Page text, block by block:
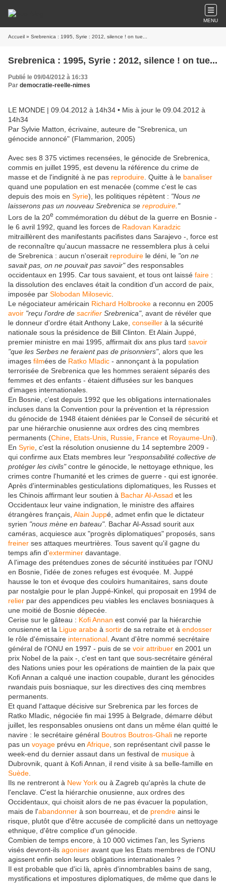
MENU
Accueil » Srebrenica : 1995, Syrie : 2012, silence ! on tue...
Srebrenica : 1995, Syrie : 2012, silence ! on tue...
Publié le 09/04/2012 à 16:33
Par democratie-reelle-nimes
LE MONDE | 09.04.2012 à 14h34 • Mis à jour le 09.04.2012 à
14h34
Par Sylvie Matton, écrivaine, auteure de "Srebrenica, un
génocide annoncé" (Flammarion, 2005)
Avec ses 8 375 victimes recensées, le génocide de Srebrenica,
commis en juillet 1995, est devenu la référence du crime de
masse et de l'indignité à ne pas reproduire . Quitte à le banaliser
quand une population en est menacée (comme c'est le cas
depuis des mois en Syrie), les politiques répètent : "Nous ne
laisserons pas un nouveau Srebrenica se reproduire ."
Lors de la 20e commémoration du début de la guerre en Bosnie -
le 6 avril 1992, quand les forces de Radovan Karadzic
mitraillèrent des manifestants pacifistes dans Sarajevo -, force est
de reconnaître qu'aucun massacre ne ressemblera plus à celui
de Srebrenica : aucun n'oserait reproduire le déni, le "on ne
savait pas, on ne pouvait pas savoir"des responsables
occidentaux en 1995. Car tous savaient, et tous ont laissé faire :
la dissolution des enclaves était la condition d'un accord de paix,
imposée par Slobodan Milosevic
Le négociateur américain Richard Holbrooke a reconnu en 2005
avoir "reçu l'ordre de sacrifier Srebrenica", avant de révéler que
le donneur d'ordre était Anthony Lake, conseiller à la sécurité
nationale sous la présidence de Bill Clinton. Et Alain Juppé,
premier ministre en mai 1995, affirmait dix ans plus tard savoir
"que les Serbes ne feraient pas de prisonniers", alors que les
images filmées de Ratko Mladic - annonçant à la population
terrorisée de Srebrenica que les hommes seraient séparés des
femmes et des enfants - étaient diffusées sur les banques
d'images internationales.
En Bosnie, c'est depuis 1992 que les obligations internationales
incluses dans la Convention pour la prévention et la répression
du génocide de 1948 étaient déniées par le Conseil de sécurité et
par une hiérarchie onusienne aux ordres des cinq membres
permanents (Chine Etats-Unis Russie France et Royaume-Uni).
En Syrie , c'est la résolution onusienne du 14 septembre 2009 -
qui confirme aux Etats membres leur "responsabilité collective de
protéger les civils"contre le génocide, le nettoyage ethnique, les
crimes contre l'humanité et les crimes de guerre - qui est ignorée.
Après d'interminables gesticulations diplomatiques, les Russes et
les Chinois affirmant leur soutien à Bachar Al-Assad et les
Occidentaux leur vaine indignation, le ministre des affaires
étrangères français, Alain Juppé, admet enfin que le dictateur
syrien "nous mène en bateau". Bachar Al-Assad sourit aux
caméras, acquiesce aux "progrès diplomatiques" proposés, sans
freiner ses attaques meurtrières. Tous savent qu'il gagne du
temps afin d'exterminer davantage.
A l'image des prétendues zones de sécurité instituées par l'ONU
en Bosnie, l'idée de zones refuges est évoquée. M. Juppé
hausse le ton et évoque des couloirs humanitaires, sans doute
par nostalgie pour le plan Juppé-Kinkel, qui proposait en 1994 de
relier par des appendices peu viables les enclaves bosniaques à
une moitié de Bosnie dépecée.
Cerise sur le gâteau : Kofi Annan est convié par la hiérarchie
onusienne et la Ligue arabe à sortir de sa retraite et à endosser
le rôle d'émissaire international . Avant d'être nommé secrétaire
général de l'ONU en 1997 - puis de se voir attribuer en 2001 un
prix Nobel de la paix -, c'est en tant que sous-secrétaire général
des Nations unies pour les opérations de maintien de la paix que
Kofi Annan a calqué une inaction coupable, durant les génocides
rwandais puis bosniaque, sur les directives des cinq membres
permanents.
Et quand l'attaque décisive sur Srebrenica par les forces de
Ratko Mladic, négociée fin mai 1995 à Belgrade, démarre début
juillet, les responsables onusiens ont dans un même élan quitté le
navire : le secrétaire général Boutros Boutros-Ghali ne reporte
pas un voyage prévu en Afrique , son représentant civil passe le
week-end du dernier assaut dans un festival de musique à
Dubrovnik, quant à Kofi Annan, il rend visite à sa belle-famille en
Suède
Ils ne rentreront à New York ou à Zagreb qu'après la chute de
l'enclave. C'est la hiérarchie onusienne, aux ordres des
Occidentaux, qui choisit alors de ne pas évacuer la population,
mais de l'abandonner à son bourreau, et de prendre ainsi le
risque, plutôt que d'être accusée de complicité dans un nettoyage
ethnique, d'être complice d'un génocide.
Combien de temps encore, à 10 000 victimes l'an, les Syriens
visés devront-ils agoniser avant que les Etats membres de l'ONU
agissent enfin selon leurs obligations internationales ?
Il est probable que d'ici là, après d'innombrables bains de sang,
mystifications et impostures diplomatiques, de même que dans le